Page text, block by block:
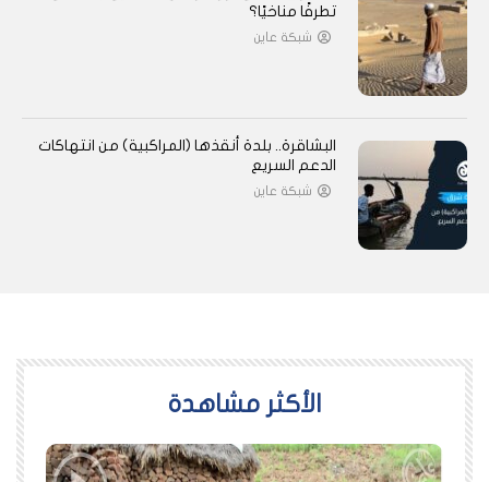
تطرفًا مناخيًا؟
شبكة عاين
البشاقرة.. بلدة أنقذها (المراكبية) من انتهاكات
الدعم السريع
شبكة عاين
اﻷكثر مشاهدة